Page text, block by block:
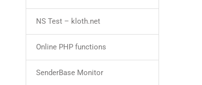
NS Test – kloth.net
Online PHP functions
SenderBase Monitor